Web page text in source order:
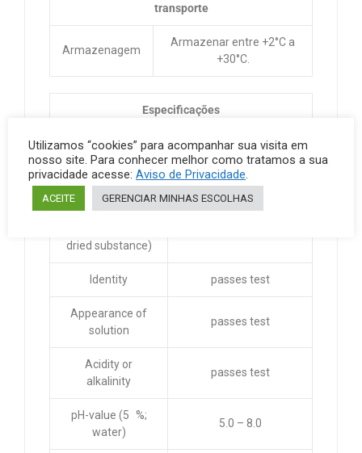
transporte
Armazenagem
Armazenar entre +2°C a
+30°C.
Especificações
Assay
(argentometric)
≥ 99.5 %
Assay
(argentometric;
dried substance)
Identity passes test
Appearance of
solution
passes test
Acidity or
alkalinity
passes test
pH-value (5 %;
water)
5.0 – 8.0
Utilizamos “cookies” para acompanhar sua visita em
nosso site. Para conhecer melhor como tratamos a sua
privacidade acesse: Aviso de Privacidade
ACEITE GERENCIAR MINHAS ESCOLHAS